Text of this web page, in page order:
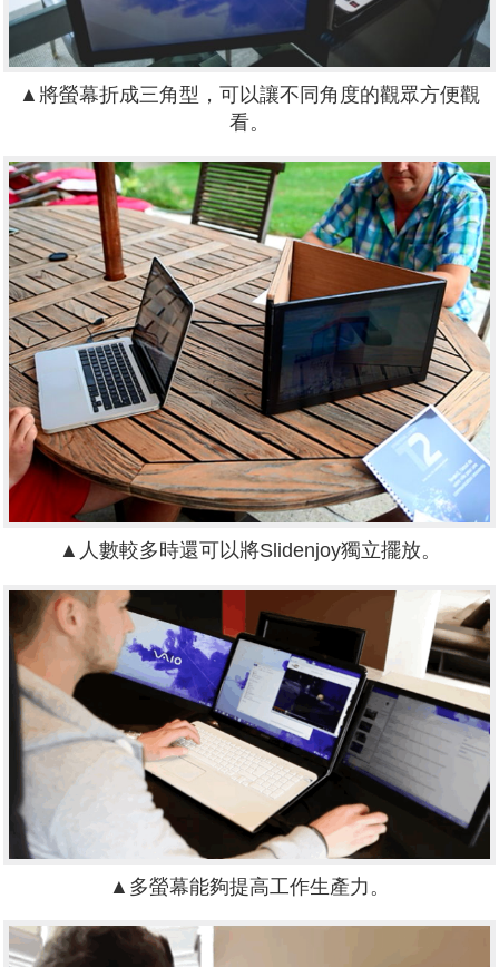
▲將螢幕折成三角型，可以讓不同角度的觀眾方便觀
看。
▲人數較多時還可以將Slidenjoy獨立擺放。
▲多螢幕能夠提高工作生產力。